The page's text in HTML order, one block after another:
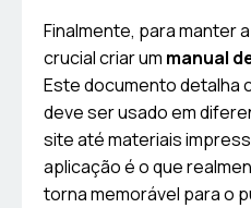
Finalmente, para manter
crucial criar um manual
Este documento detalha
deve ser usado em
site até materiais
aplicação é o que
torna memorável para o